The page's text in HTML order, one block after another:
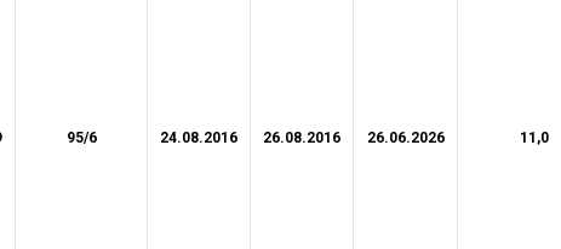
95/6 24.08.2016 26.08.2016 26.06.2026 11,0